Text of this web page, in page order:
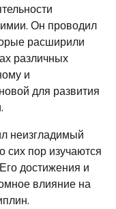
Он проводил
расширили
различных
и
для развития
неизгладимый
сих пор изучаются
достижения и
влияние на